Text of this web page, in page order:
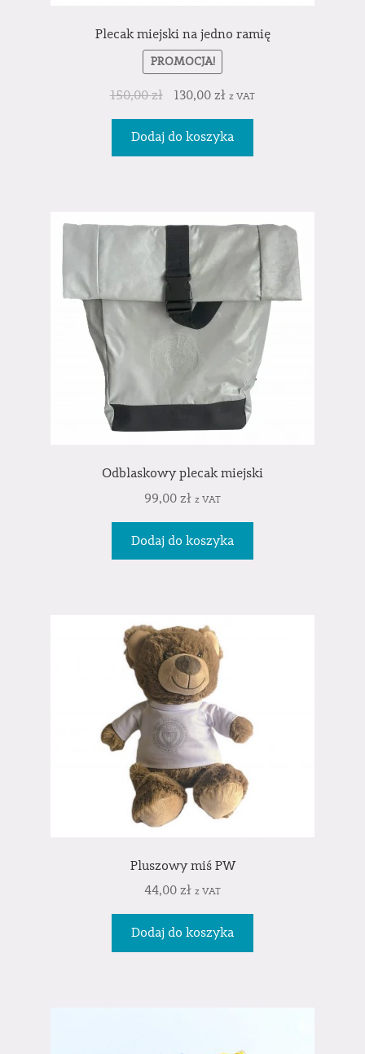
Plecak miejski na jedno ramię
PROMOCJA!
150,00zł 130,00zł z VAT
Dodaj do koszyka
Odblaskowy plecak miejski
99,00 zł z VAT
Dodaj do koszyka
Pluszowy miś PW
44,00 zł z VAT
Dodaj do koszyka